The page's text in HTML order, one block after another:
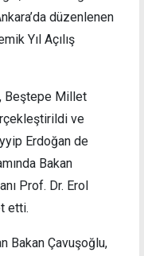
düzenlenen
Yıl Açılış
Beştepe Millet
ve
Erdoğan de
Bakan
Prof. Dr. Erol
etti.
Bakan Çavuşoğlu,